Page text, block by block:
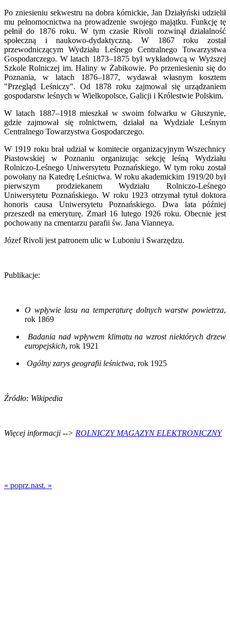
Po zniesieniu sekwestru na dobra kórnickie, Jan Działyński udzielił
mu pełnomocnictwa na prowadzenie swojego majątku. Funkcję tę
pełnił do 1876 roku. W tym czasie Rivoli rozwinął działalność
społeczną i naukowo-dydaktyczną. W 1867 roku został
przewodniczącym Wydziału Leśnego Centralnego Towarzystwa
Gospodarczego. W latach 1873–1875 był wykładowcą w Wyższej
Szkole Rolniczej im. Haliny w Żabikowie. Po przeniesieniu się do
Poznania, w latach 1876–1877, wydawał własnym kosztem
"Przegląd Leśniczy". Od 1878 roku zajmował się urządzaniem
gospodarstw leśnych w Wielkopolsce, Galicji i Królestwie Polskim.
W latach 1887–1918 mieszkał w swoim folwarku w Głuszynie,
gdzie zajmował się rolnictwem, działał na Wydziale Leśnym
Centralnego Towarzystwa Gospodarczego.
W 1919 roku brał udział w komitecie organizacyjnym Wszechnicy
Piastowskiej w Poznaniu organizując sekcję leśną Wydziału
Rolniczo-Leśnego Uniwersytetu Poznańskiego. W tym roku został
powołany na Katedrę Leśnictwa. W roku akademickim 1919/20 był
pierwszym prodziekanem Wydziału Rolniczo-Leśnego
Uniwersytetu Poznańskiego. W roku 1923 otrzymał tytuł doktora
honoris causa Uniwersytetu Poznańskiego. Dwa lata później
przeszedł na emeryturę. Zmarł 16 lutego 1926 roku. Obecnie jest
pochowany na cmentarzu parafii św. Jana Vianneya.
Józef Rivoli jest patronem ulic w Luboniu i Swarzędzu.
Publikacje:
O wpływie lasu na temperaturę dolnych warstw powietrza,
rok 1869
Badania nad wpływem klimatu na wzrost niektórych drzew
europejskich, rok 1921
Ogólny zarys geografii leśnictwa, rok 1925
Źródło: Wikipedia
Więcej informacji --> ROLNICZY MAGAZYN ELEKTRONICZNY
« poprz.nast. »